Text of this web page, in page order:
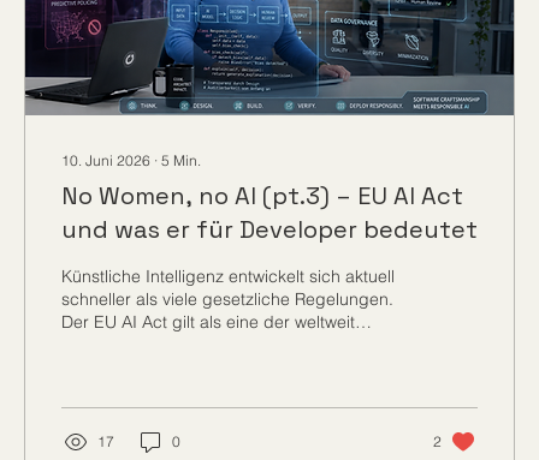
10. Juni 2026 ∙ 5 Min.
No Women, no AI (pt.3) – EU AI Act
und was er für Developer bedeutet
Künstliche Intelligenz entwickelt sich aktuell
schneller als viele gesetzliche Regelungen.
Der EU AI Act gilt als eine der weltweit
oder Manipulation durch KI besser
kontrollierbar zu machen.
17 0 2